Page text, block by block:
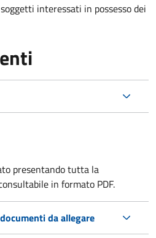
interessati in possesso dei
presentando tutta la
in formato PDF.
da allegare